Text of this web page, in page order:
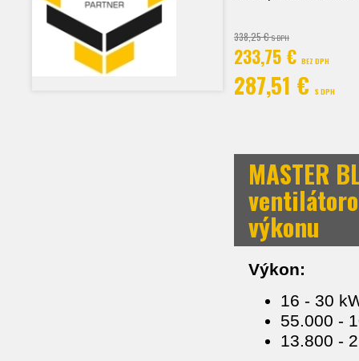
338,25 €S DPH
233,75 € BEZ DPH
287,51 € S DPH
MASTER
výkonu
Výkon:
16 - 30
55.000 -
13.800 -